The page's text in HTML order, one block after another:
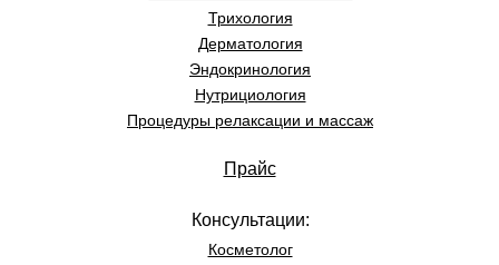
Консультации:
Косметолог
Процедуры релаксации и массаж
Нутрициология
Эндокринология
Дерматология
Трихология
Прайс